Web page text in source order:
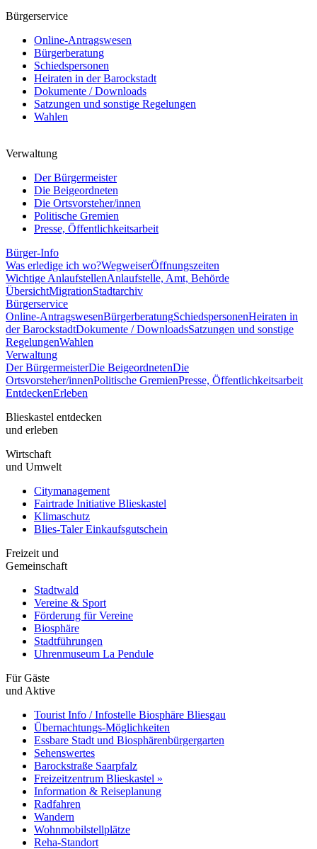
Bürgerservice
Online-Antragswesen
Bürgerberatung
Schiedspersonen
Heiraten in der Barockstadt
Dokumente / Downloads
Satzungen und sonstige Regelungen
Wahlen
Verwaltung
Der Bürgermeister
Die Beigeordneten
Die Ortsvorsteher/innen
Politische Gremien
Presse, Öffentlichkeitsarbeit
Bürger-Info
Was erledige ich wo?WegweiserÖffnungszeiten
Wichtige AnlaufstellenAnlaufstelle, Amt, Behörde
ÜbersichtMigrationStadtarchiv
Bürgerservice
Online-AntragswesenBürgerberatungSchiedspersonenHeiraten in
der BarockstadtDokumente / DownloadsSatzungen und sonstige
RegelungenWahlen
Verwaltung
Der BürgermeisterDie BeigeordnetenDie
Ortsvorsteher/innenPolitische GremienPresse, Öffentlichkeitsarbeit
EntdeckenErleben
Blieskastel entdecken
und erleben
Wirtschaft
und Umwelt
Citymanagement
Fairtrade Initiative Blieskastel
Klimaschutz
Blies-Taler Einkaufsgutschein
Freizeit und
Gemeinschaft
Stadtwald
Vereine & Sport
Förderung für Vereine
Biosphäre
Stadtführungen
Uhrenmuseum La Pendule
Für Gäste
und Aktive
Tourist Info / Infostelle Biosphäre Bliesgau
Übernachtungs-Möglichkeiten
Essbare Stadt und Biosphärenbürgergarten
Sehenswertes
Barockstraße Saarpfalz
Freizeitzentrum Blieskastel »
Information & Reiseplanung
Radfahren
Wandern
Wohnmobilstellplätze
Reha-Standort